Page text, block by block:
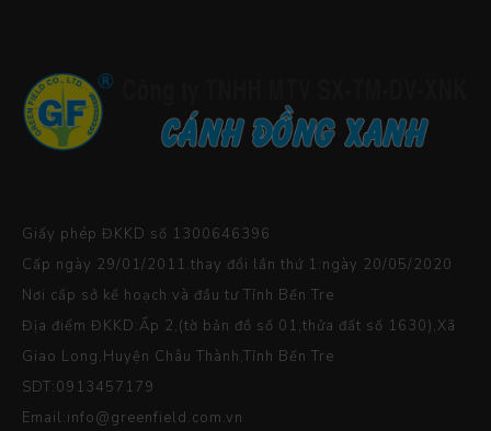
Giấy phép ĐKKD số 1300646396
Cấp ngày 29/01/2011.thay đổi lần thứ 1:ngày 20/05/2020
Nơi cấp sở kế hoạch và đầu tư Tỉnh Bến Tre
Địa điểm ĐKKD:Ấp 2,(tờ bản đồ số 01,thửa đất số 1630),Xã
Giao Long,Huyện Châu Thành,Tỉnh Bến Tre
SDT:0913457179
Email:info@greenfield.com.vn